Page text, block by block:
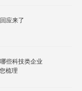
应来了
些科技类企业
梳理